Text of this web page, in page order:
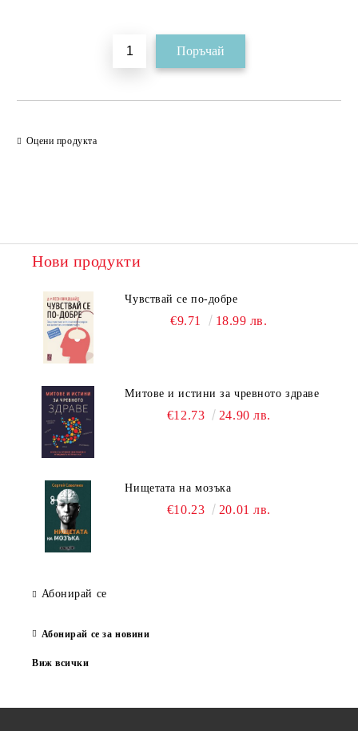
Оцени продукта
Нови продукти
Чувствай се по-добре
€9.71 18.99 лв.
Митове и истини за чревното здраве
€12.73 24.90 лв.
Нищетата на мозъка
€10.23 20.01 лв.
Абонирай се
Абонирай се за новини
Виж всички